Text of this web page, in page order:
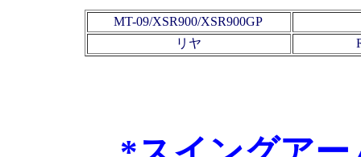
MT-09/XSR900/XSR900GP
リヤ